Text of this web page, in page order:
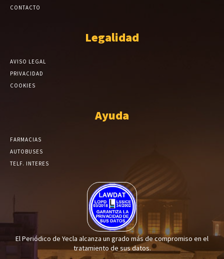
CONTACTO
Legalidad
AVISO LEGAL
PRIVACIDAD
COOKIES
Ayuda
FARMACIAS
AUTOBUSES
TELF. INTERES
El Periódico de Yecla alcanza un grado más de compromiso en el
tratamiento de sus datos.